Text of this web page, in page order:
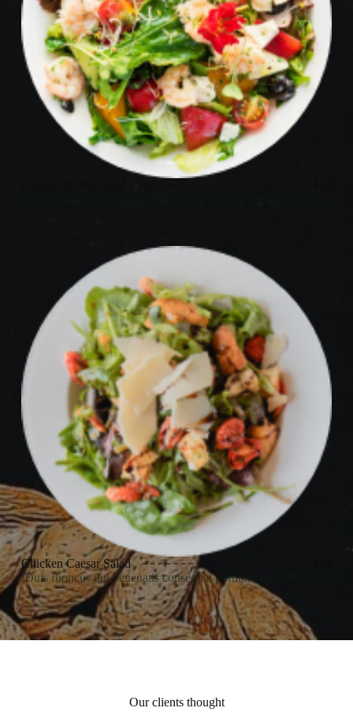
Chicken Caesar Salad
Duis rhoncus dui venenatis consequat portitortiam commodo.
Our clients thought